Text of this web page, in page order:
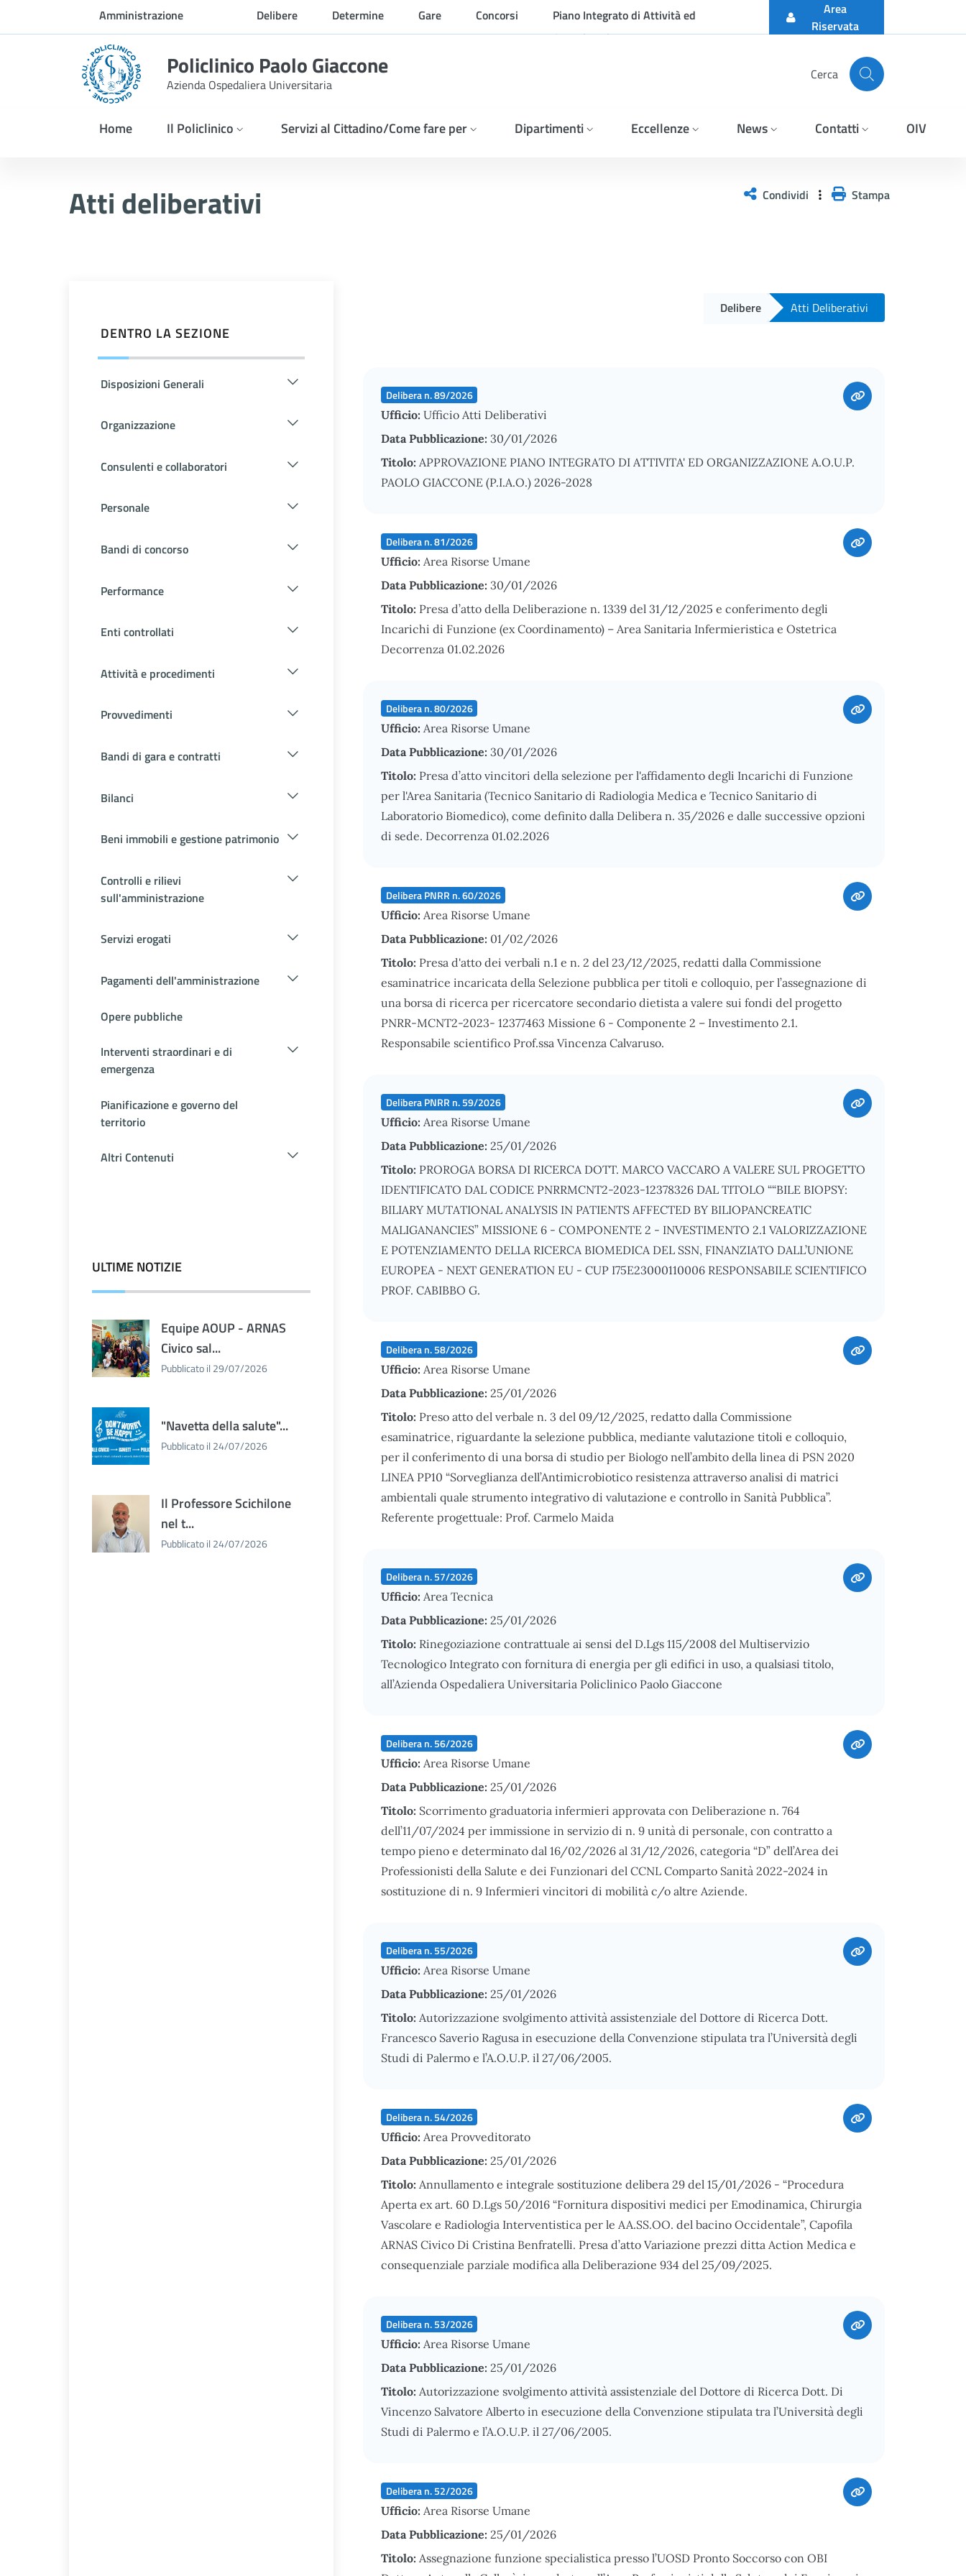
Skip to Main ContentAmministrazione
trasparente
Delibere Determine Gare Concorsi
Piano Integrato di Attività ed
Organizzazione
Area
Riservata
Policlinico Paolo Giaccone
Azienda Ospedaliera Universitaria
Cerca
Home Il Policlinico Servizi al Cittadino/Come fare per Dipartimenti Eccellenze News Contatti OIV
Atti deliberativi Condividi Stampa
DENTRO LA SEZIONE
Disposizioni Generali
Organizzazione
Consulenti e collaboratori
Personale
Bandi di concorso
Performance
Enti controllati
Attività e procedimenti
Provvedimenti
Bandi di gara e contratti
Bilanci
Beni immobili e gestione patrimonio
Controlli e rilievi
sull'amministrazione
Servizi erogati
Pagamenti dell'amministrazione
Opere pubbliche
Interventi straordinari e di
emergenza
Pianificazione e governo del
territorio
Altri Contenuti
ULTIME NOTIZIE
Equipe AOUP - ARNAS
Civico sal...
Pubblicato il 29/07/2026
"Navetta della salute"...
Pubblicato il 24/07/2026
Il Professore Scichilone
nel t...
Pubblicato il 24/07/2026
Delibere Atti Deliberativi
Delibera n. 89/2026
Ufficio: Ufficio Atti Deliberativi
Data Pubblicazione: 30/01/2026
Titolo: APPROVAZIONE PIANO INTEGRATO DI ATTIVITA' ED ORGANIZZAZIONE A.O.U.P.
PAOLO GIACCONE (P.I.A.O.) 2026-2028
Delibera n. 81/2026
Ufficio: Area Risorse Umane
Data Pubblicazione: 30/01/2026
Titolo: Presa d’atto della Deliberazione n. 1339 del 31/12/2025 e conferimento degli
Incarichi di Funzione (ex Coordinamento) – Area Sanitaria Infermieristica e Ostetrica
Decorrenza 01.02.2026
Delibera n. 80/2026
Ufficio: Area Risorse Umane
Data Pubblicazione: 30/01/2026
Titolo: Presa d’atto vincitori della selezione per l'affidamento degli Incarichi di Funzione
per l'Area Sanitaria (Tecnico Sanitario di Radiologia Medica e Tecnico Sanitario di
Laboratorio Biomedico), come definito dalla Delibera n. 35/2026 e dalle successive opzioni
di sede. Decorrenza 01.02.2026
Delibera PNRR n. 60/2026
Ufficio: Area Risorse Umane
Data Pubblicazione: 01/02/2026
Titolo: Presa d'atto dei verbali n.1 e n. 2 del 23/12/2025, redatti dalla Commissione
esaminatrice incaricata della Selezione pubblica per titoli e colloquio, per l’assegnazione di
una borsa di ricerca per ricercatore secondario dietista a valere sui fondi del progetto
PNRR-MCNT2-2023- 12377463 Missione 6 - Componente 2 – Investimento 2.1.
Responsabile scientifico Prof.ssa Vincenza Calvaruso.
Delibera PNRR n. 59/2026
Ufficio: Area Risorse Umane
Data Pubblicazione: 25/01/2026
Titolo: PROROGA BORSA DI RICERCA DOTT. MARCO VACCARO A VALERE SUL PROGETTO
IDENTIFICATO DAL CODICE PNRRMCNT2-2023-12378326 DAL TITOLO ““BILE BIOPSY:
BILIARY MUTATIONAL ANALYSIS IN PATIENTS AFFECTED BY BILIOPANCREATIC
MALIGANANCIES” MISSIONE 6 - COMPONENTE 2 - INVESTIMENTO 2.1 VALORIZZAZIONE
E POTENZIAMENTO DELLA RICERCA BIOMEDICA DEL SSN, FINANZIATO DALL’UNIONE
EUROPEA - NEXT GENERATION EU - CUP I75E23000110006 RESPONSABILE SCIENTIFICO
PROF. CABIBBO G.
Delibera n. 58/2026
Ufficio: Area Risorse Umane
Data Pubblicazione: 25/01/2026
Titolo: Preso atto del verbale n. 3 del 09/12/2025, redatto dalla Commissione
esaminatrice, riguardante la selezione pubblica, mediante valutazione titoli e colloquio,
per il conferimento di una borsa di studio per Biologo nell’ambito della linea di PSN 2020
LINEA PP10 “Sorveglianza dell’Antimicrobiotico resistenza attraverso analisi di matrici
ambientali quale strumento integrativo di valutazione e controllo in Sanità Pubblica”.
Referente progettuale: Prof. Carmelo Maida
Delibera n. 57/2026
Ufficio: Area Tecnica
Data Pubblicazione: 25/01/2026
Titolo: Rinegoziazione contrattuale ai sensi del D.Lgs 115/2008 del Multiservizio
Tecnologico Integrato con fornitura di energia per gli edifici in uso, a qualsiasi titolo,
all’Azienda Ospedaliera Universitaria Policlinico Paolo Giaccone
Delibera n. 56/2026
Ufficio: Area Risorse Umane
Data Pubblicazione: 25/01/2026
Titolo: Scorrimento graduatoria infermieri approvata con Deliberazione n. 764
dell’11/07/2024 per immissione in servizio di n. 9 unità di personale, con contratto a
tempo pieno e determinato dal 16/02/2026 al 31/12/2026, categoria “D” dell’Area dei
Professionisti della Salute e dei Funzionari del CCNL Comparto Sanità 2022-2024 in
sostituzione di n. 9 Infermieri vincitori di mobilità c/o altre Aziende.
Delibera n. 55/2026
Ufficio: Area Risorse Umane
Data Pubblicazione: 25/01/2026
Titolo: Autorizzazione svolgimento attività assistenziale del Dottore di Ricerca Dott.
Francesco Saverio Ragusa in esecuzione della Convenzione stipulata tra l’Università degli
Studi di Palermo e l’A.O.U.P. il 27/06/2005.
Delibera n. 54/2026
Ufficio: Area Provveditorato
Data Pubblicazione: 25/01/2026
Titolo: Annullamento e integrale sostituzione delibera 29 del 15/01/2026 - “Procedura
Aperta ex art. 60 D.Lgs 50/2016 “Fornitura dispositivi medici per Emodinamica, Chirurgia
Vascolare e Radiologia Interventistica per le AA.SS.OO. del bacino Occidentale”, Capofila
ARNAS Civico Di Cristina Benfratelli. Presa d’atto Variazione prezzi ditta Action Medica e
consequenziale parziale modifica alla Deliberazione 934 del 25/09/2025.
Delibera n. 53/2026
Ufficio: Area Risorse Umane
Data Pubblicazione: 25/01/2026
Titolo: Autorizzazione svolgimento attività assistenziale del Dottore di Ricerca Dott. Di
Vincenzo Salvatore Alberto in esecuzione della Convenzione stipulata tra l’Università degli
Studi di Palermo e l’A.O.U.P. il 27/06/2005.
Delibera n. 52/2026
Ufficio: Area Risorse Umane
Data Pubblicazione: 25/01/2026
Titolo: Assegnazione funzione specialistica presso l’UOSD Pronto Soccorso con OBI